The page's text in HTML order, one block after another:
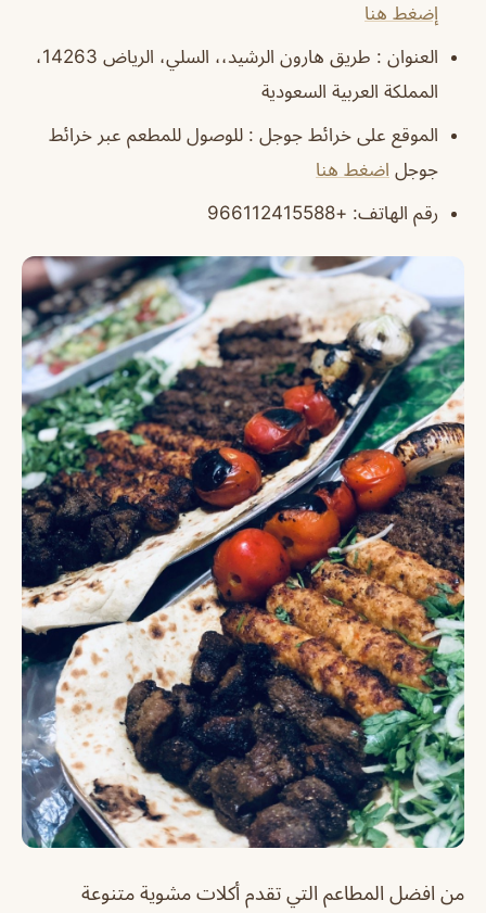
إضغط هنا
العنوان : طريق هارون الرشيد،، السلي، الرياض 14263،
المملكة العربية السعودية
الموقع على خرائط جوجل : للوصول للمطعم عبر خرائط
جوجل اضغط هنا
رقم الهاتف: +966112415588
من افضل المطاعم التي تقدم أكلات مشوية متنوعة